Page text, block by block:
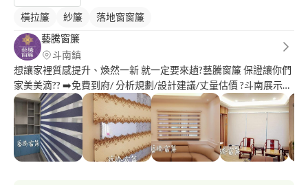
橫拉簾 紗簾
落地窗窗簾
藝騰窗簾
斗南鎮
想讓家裡質感提升、煥然一新 就一定要來趟?藝騰窗簾 保證讓你們
家美美滴?? ➡️免費到府/ 分析規劃/設計建議/丈量估價 ?斗南展示中
心-斗南鎮石橋路60號 ?歡迎預約參觀TEL:0*********